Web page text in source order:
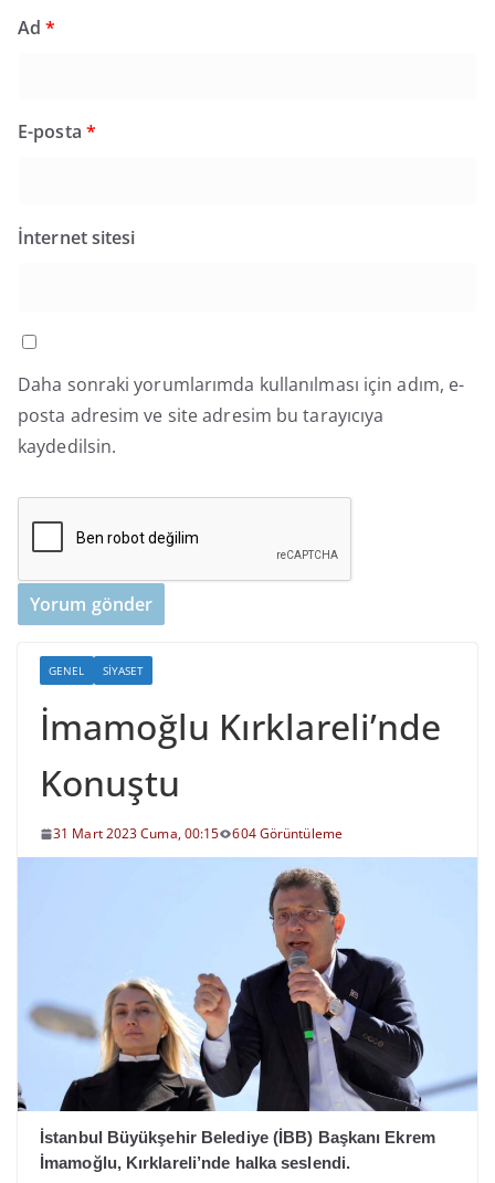
Ad*
E-posta *
İnternet sitesi
Daha sonraki yorumlarımda kullanılması için adım, e-
posta adresim ve site adresim bu tarayıcıya
kaydedilsin.
GENEL SIYASET
İmamoğlu Kırklareli’nde
Konuştu
31 Mart 2023 Cuma, 00:15 604 Görüntüleme
İstanbul Büyükşehir Belediye (İBB) Başkanı Ekrem
İmamoğlu, Kırklareli’nde halka seslendi.